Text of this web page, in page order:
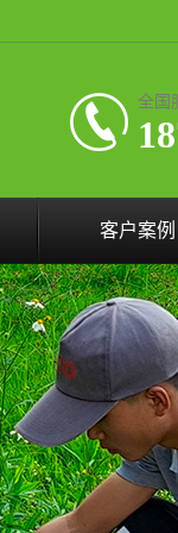
全国
客户案例